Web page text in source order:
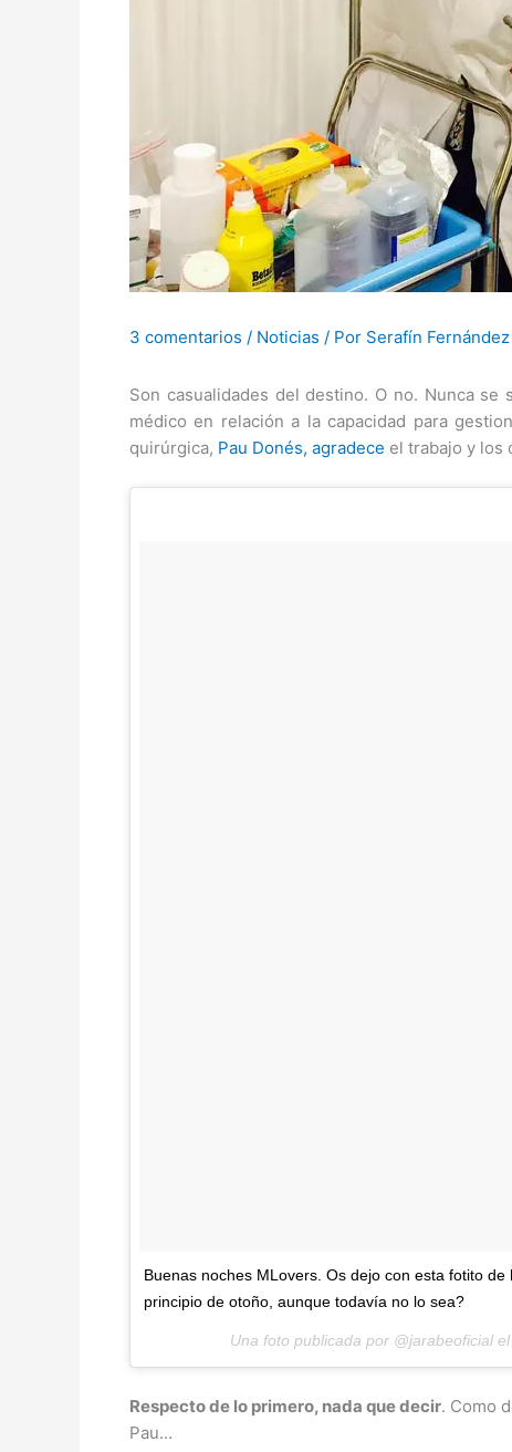
3 comentarios / Noticias / Por Serafín Fernández
Son casualidades del destino. O no. Nunca se
médico en relación a la capacidad para
quirúrgica, Pau Donés, agradece el trabajo y los
Buenas noches MLovers. Os dejo con esta fotito
principio de otoño, aunque todavía no lo sea?
Una foto publicada por @jarabeoficial el
Respecto de lo primero, nada que decir. Como
Pau…